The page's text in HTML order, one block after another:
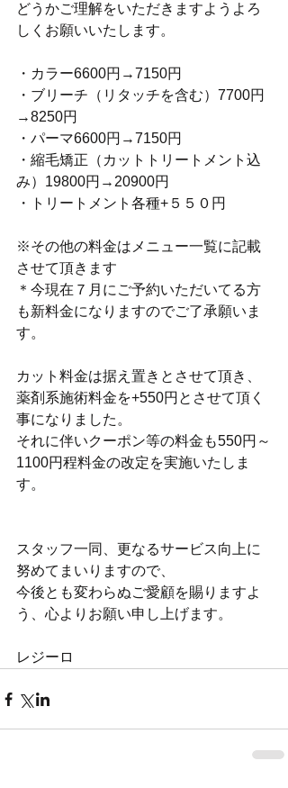
どうかご理解をいただきますようよろ
しくお願いいたします。
・カラー6600円→7150円
・ブリーチ（リタッチを含む）7700円
→8250円
・パーマ6600円→7150円
・縮毛矯正（カットトリートメント込
み）19800円→20900円
・トリートメント各種+５５０円
※その他の料金はメニュー一覧に記載
させて頂きます
＊今現在７月にご予約いただいてる方
も新料金になりますのでご了承願いま
す。
カット料金は据え置きとさせて頂き、
薬剤系施術料金を+550円とさせて頂く
事になりました。
それに伴いクーポン等の料金も550円～
1100円程料金の改定を実施いたしま
す。
スタッフ一同、更なるサービス向上に
努めてまいりますので、
今後とも変わらぬご愛顧を賜りますよ
う、心よりお願い申し上げます。
レジーロ